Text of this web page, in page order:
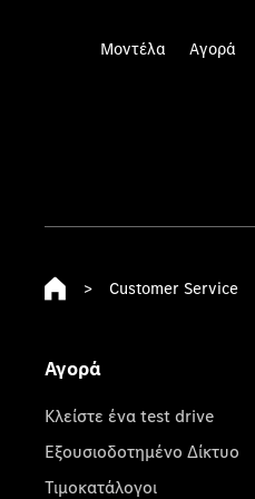
Μοντέλα Αγορά
> Customer Service
Αγορά
Κλείστε ένα test drive
Εξουσιοδοτημένο Δίκτυο
Τιμοκατάλογοι